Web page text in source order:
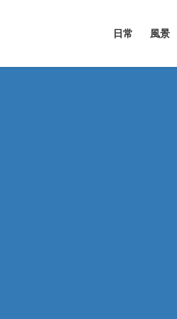
日常 風景